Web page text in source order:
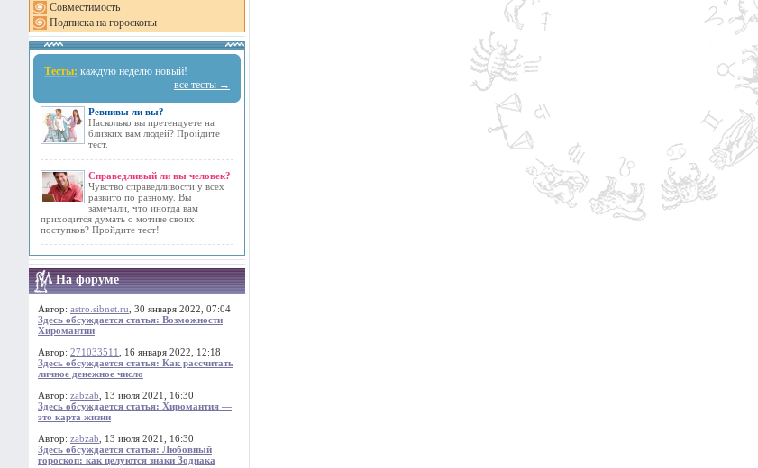
Совместимость
Подписка на гороскопы
Тесты: каждую неделю новый!
все тесты →
Ревнивы ли вы?
Насколько вы претендуете на
близких вам людей? Пройдите
тест.
Справедливый ли вы человек?
Чувство справедливости у всех
развито по разному. Вы
замечали, что иногда вам
приходится думать о мотиве своих
поступков? Пройдите тест!
На форуме
Автор: astro.sibnet.ru , 30 января 2022, 07:04
Здесь обсуждается статья: Возможности
Хиромантии
Автор: 271033511
, 16 января 2022, 12:18
Здесь обсуждается статья: Как рассчитать
личное денежное число
Автор: zabzab , 13 июля 2021, 16:30
Здесь обсуждается статья: Хиромантия —
это карта жизни
Автор: zabzab , 13 июля 2021, 16:30
Здесь обсуждается статья: Любовный
гороскоп: как целуются знаки Зодиака